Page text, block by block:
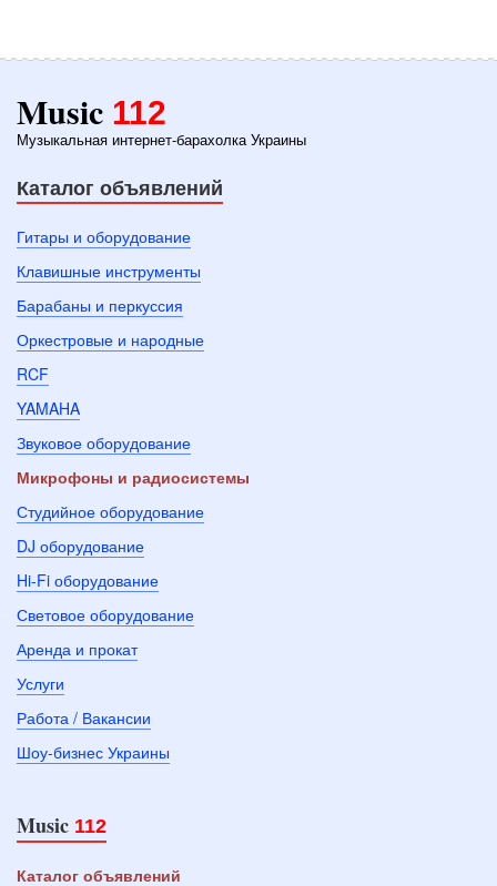
Music 112
Музыкальная интернет-барахолка Украины
Каталог объявлений
Гитары и оборудование
Клавишные инструменты
Барабаны и перкуссия
Оркестровые и народные
RCF
YAMAHA
Звуковое оборудование
Микрофоны и радиосистемы
Студийное оборудование
DJ оборудование
Hi-Fi оборудование
Световое оборудование
Аренда и прокат
Услуги
Работа / Вакансии
Шоу-бизнес Украины
Music 112
Каталог объявлений